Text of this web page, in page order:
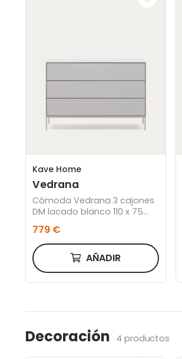
Kave Home
Vedrana
Cómoda Vedrana 3 cajones
DM lacado blanco 110 x 75
779 €
AÑADIR
Decoración 4 productos